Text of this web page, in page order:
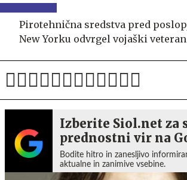
Pirotehnična sredstva pred
New Yorku odvrgel vojaški veteran
Izberite Siol.net za
prednostni vir na
Bodite hitro in zanesljivo
aktualne in zanimive vsebine.